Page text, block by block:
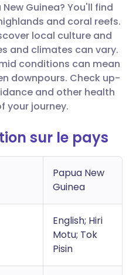
email
Facebook
LinkedIn
X
🇩🇪 Deutsch
🇫🇷 Français
🇵🇹
🇸🇪 Svenska
Guinea? You'll find
and coral reefs.
local culture and
and climates can vary.
conditions can mean
downpours. Check up-
and other health
your journey.
sur le pays
Papua New
Guinea
English; Hiri
Motu; Tok
Pisin